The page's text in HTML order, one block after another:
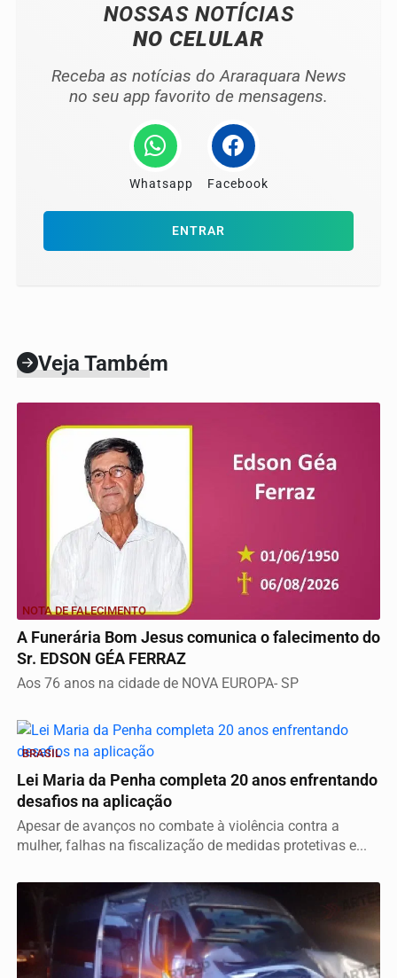
NOSSAS NOTÍCIAS
NO CELULAR
Receba as notícias do Araraquara News
no seu app favorito de mensagens.
Whatsapp Facebook
ENTRAR
Veja Também
NOTA DE FALECIMENTO
A Funerária Bom Jesus comunica o falecimento do
Sr. EDSON GÉA FERRAZ
Aos 76 anos na cidade de NOVA EUROPA- SP
BRASIL
Lei Maria da Penha completa 20 anos enfrentando
desafios na aplicação
Apesar de avanços no combate à violência contra a
mulher, falhas na fiscalização de medidas protetivas e...